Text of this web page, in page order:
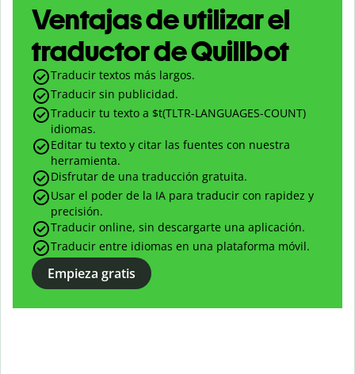
Ventajas de utilizar el
traductor de Quillbot
Traducir textos más largos.
Traducir sin publicidad.
Traducir tu texto a $t(TLTR-LANGUAGES-COUNT)
idiomas.
Editar tu texto y citar las fuentes con nuestra
herramienta.
Disfrutar de una traducción gratuita.
Usar el poder de la IA para traducir con rapidez y
precisión.
Traducir online, sin descargarte una aplicación.
Traducir entre idiomas en una plataforma móvil.
Empieza gratis